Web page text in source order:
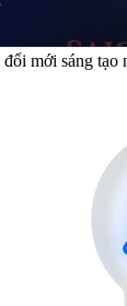
mới sáng tạo